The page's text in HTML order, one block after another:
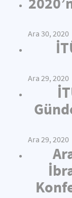
Ara 30, 2020
Ara 29, 2020
Ara 29, 2020